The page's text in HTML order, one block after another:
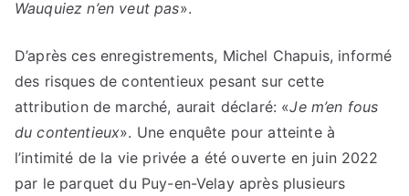
Wauquiez n’en veut pas».
D’après ces enregistrements, Michel Chapuis, informé
des risques de contentieux pesant sur cette
attribution de marché, aurait déclaré: «Je m’en fous
du contentieux». Une enquête pour atteinte à
l’intimité de la vie privée a été ouverte en juin 2022
par le parquet du Puy-en-Velay après plusieurs